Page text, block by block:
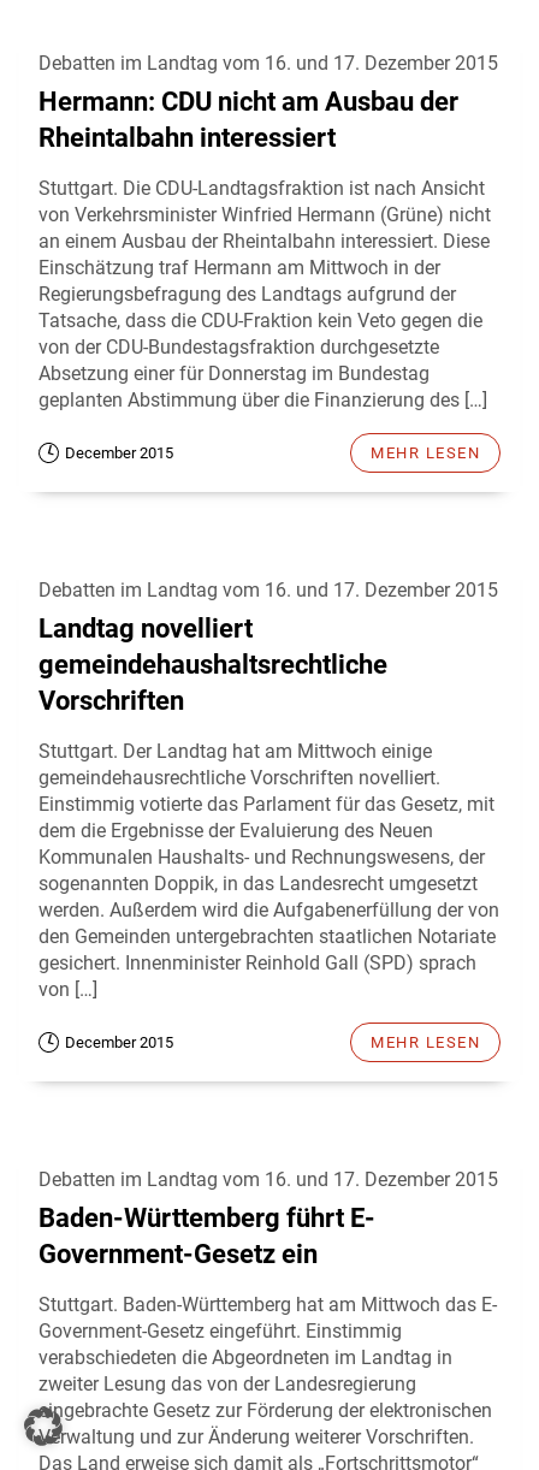
Debatten im Landtag vom 16. und 17. Dezember 2015
Hermann: CDU nicht am Ausbau der
Rheintalbahn interessiert
Stuttgart. Die CDU-Landtagsfraktion ist nach Ansicht
von Verkehrsminister Winfried Hermann (Grüne) nicht
an einem Ausbau der Rheintalbahn interessiert. Diese
Einschätzung traf Hermann am Mittwoch in der
Regierungsbefragung des Landtags aufgrund der
Tatsache, dass die CDU-Fraktion kein Veto gegen die
von der CDU-Bundestagsfraktion durchgesetzte
Absetzung einer für Donnerstag im Bundestag
geplanten Abstimmung über die Finanzierung des […]
December 2015 MEHR LESEN
Debatten im Landtag vom 16. und 17. Dezember 2015
Landtag novelliert
gemeindehaushaltsrechtliche
Vorschriften
Stuttgart. Der Landtag hat am Mittwoch einige
gemeindehausrechtliche Vorschriften novelliert.
Einstimmig votierte das Parlament für das Gesetz, mit
dem die Ergebnisse der Evaluierung des Neuen
Kommunalen Haushalts- und Rechnungswesens, der
sogenannten Doppik, in das Landesrecht umgesetzt
werden. Außerdem wird die Aufgabenerfüllung der von
den Gemeinden untergebrachten staatlichen Notariate
gesichert. Innenminister Reinhold Gall (SPD) sprach
von […]
December 2015 MEHR LESEN
Debatten im Landtag vom 16. und 17. Dezember 2015
Baden-Württemberg führt E-
Government-Gesetz ein
Stuttgart. Baden-Württemberg hat am Mittwoch das E-
Government-Gesetz eingeführt. Einstimmig
verabschiedeten die Abgeordneten im Landtag in
zweiter Lesung das von der Landesregierung
eingebrachte Gesetz zur Förderung der elektronischen
Verwaltung und zur Änderung weiterer Vorschriften.
Das Land erweise sich damit als „Fortschrittsmotor“